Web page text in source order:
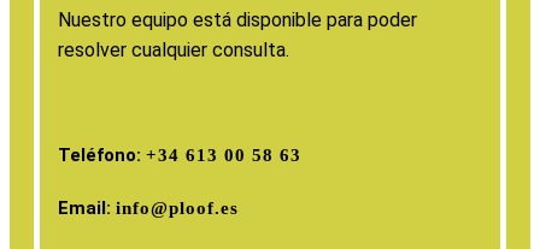
Nuestro equipo está disponible para poder
resolver cualquier consulta.
Teléfono: +34 613 00 58 63
Email: info@ploof.es